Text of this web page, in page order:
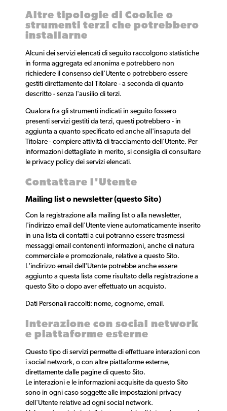
Altre tipologie di Cookie o
strumenti terzi che potrebbero
installarne
Alcuni dei servizi elencati di seguito raccolgono statistiche
in forma aggregata ed anonima e potrebbero non
richiedere il consenso dell'Utente o potrebbero essere
gestiti direttamente dal Titolare - a seconda di quanto
descritto - senza l'ausilio di terzi.
Qualora fra gli strumenti indicati in seguito fossero
presenti servizi gestiti da terzi, questi potrebbero - in
aggiunta a quanto specificato ed anche all'insaputa del
Titolare - compiere attività di tracciamento dell'Utente. Per
informazioni dettagliate in merito, si consiglia di consultare
le privacy policy dei servizi elencati.
Contattare l'Utente
Mailing list o newsletter (questo Sito)
Con la registrazione alla mailing list o alla newsletter,
l'indirizzo email dell'Utente viene automaticamente inserito
in una lista di contatti a cui potranno essere trasmessi
messaggi email contenenti informazioni, anche di natura
commerciale e promozionale, relative a questo Sito.
L'indirizzo email dell'Utente potrebbe anche essere
aggiunto a questa lista come risultato della registrazione a
questo Sito o dopo aver effettuato un acquisto.
Dati Personali raccolti: nome, cognome, email.
Interazione con social network
e piattaforme esterne
Questo tipo di servizi permette di effettuare interazioni con
i social network, o con altre piattaforme esterne,
direttamente dalle pagine di questo Sito.
Le interazioni e le informazioni acquisite da questo Sito
sono in ogni caso soggette alle impostazioni privacy
dell'Utente relative ad ogni social network.